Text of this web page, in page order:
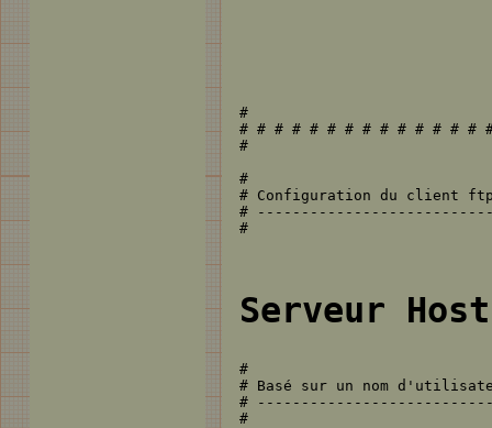
#
# # # # # # # # # # # # # #
#
#
# Configuration du client
#
#
Serveur
#
# Basé sur un nom
#
#